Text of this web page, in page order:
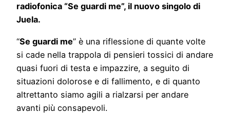
radiofonica “Se guardi me”, il nuovo singolo di
Juela.
“Se guardi me” è una riflessione di quante volte
si cade nella trappola di pensieri tossici di andare
quasi fuori di testa e impazzire, a seguito di
situazioni dolorose e di fallimento, e di quanto
altrettanto siamo agili a rialzarsi per andare
avanti più consapevoli.